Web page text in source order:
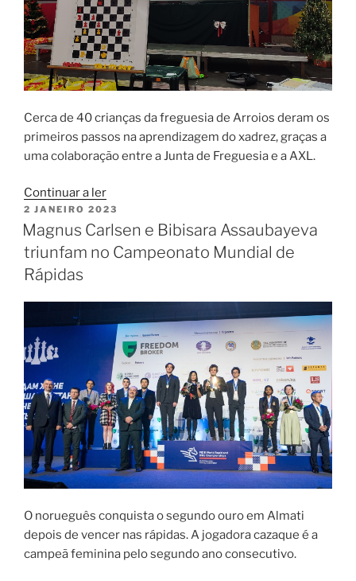
Cerca de 40 crianças da freguesia de Arroios deram os
primeiros passos na aprendizagem do xadrez, graças a
uma colaboração entre a Junta de Freguesia e a AXL.
Continuar a ler“Sessões
de
xadrez
do
Movimento”,
da
JF
Arroios,
foram
um
sucesso”
PUBLICADO
EM
2 JANEIRO 2023
Magnus Carlsen e Bibisara Assaubayeva
triunfam no Campeonato Mundial de
Rápidas
O norueguês conquista o segundo ouro em Almati
depois de vencer nas rápidas. A jogadora cazaque é a
campeã feminina pelo segundo ano consecutivo.